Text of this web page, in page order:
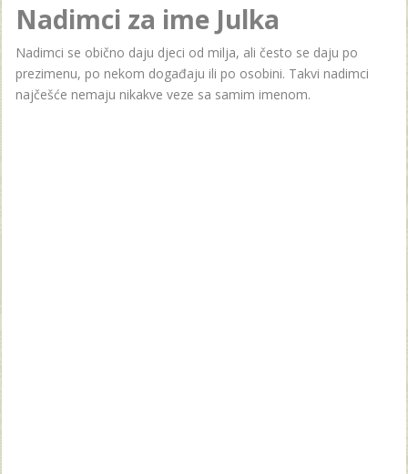
Nadimci za ime Julka
Nadimci se obično daju djeci od milja, ali često se daju po
prezimenu, po nekom događaju ili po osobini. Takvi nadimci
najčešće nemaju nikakve veze sa samim imenom.